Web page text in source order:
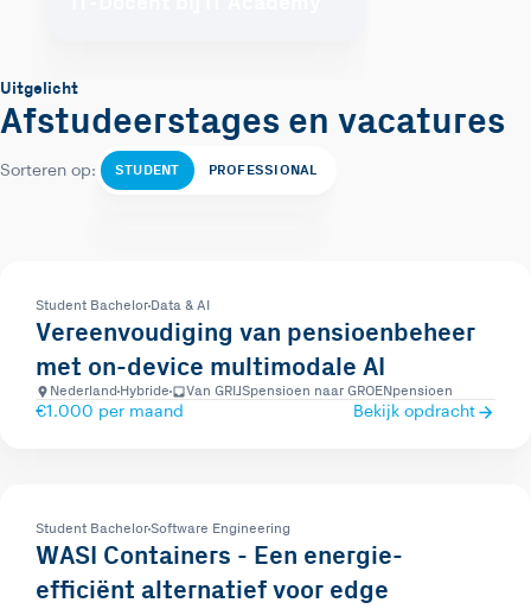
Uitgelicht
Afstudeerstages en vacatures
Sorteren op: STUDENT PROFESSIONAL
Student Bachelor Data & AI
Vereenvoudiging van pensioenbeheer
met on-device multimodale AI
Nederland Hybride Van GRIJSpensioen naar GROENpensioen
€1.000 per maand Bekijk opdracht
Student BachelorSoftware Engineering
WASI Containers - Een energie-
efficiënt alternatief voor edge